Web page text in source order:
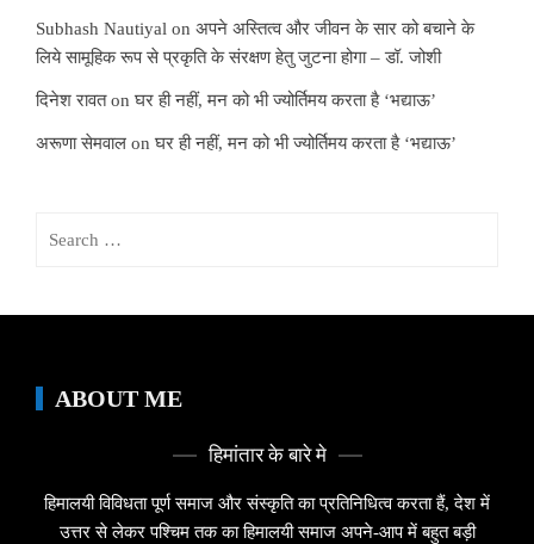
Subhash Nautiyal on अपने अस्तित्व और जीवन के सार को बचाने के
लिये सामूहिक रूप से प्रकृति के संरक्षण हेतु जुटना होगा – डॉ. जोशी
दिनेश रावतonघर ही नहीं, मन को भी ज्योर्तिमय करता है ‘भद्याऊ’
अरूणा सेमवाल onघर ही नहीं, मन को भी ज्योर्तिमय करता है ‘भद्याऊ’
ABOUT ME
हिमांतार के बारे मे
हिमालयी विविधता पूर्ण समाज और संस्कृति का प्रतिनिधित्व करता हैं, देश में
उत्तर से लेकर पश्चिम तक का हिमालयी समाज अपने-आप में बहुत बड़ी